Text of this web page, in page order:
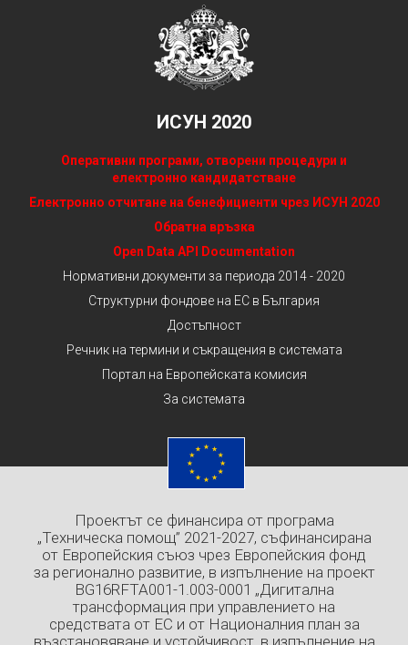
ИСУН 2020
Оперативни програми, отворени процедури и
електронно кандидатстване
Електронно отчитане на бенефициенти чрез ИСУН 2020
Обратна връзка
Open Data API Documentation
Нормативни документи за периода 2014 - 2020
Структурни фондове на ЕС в България
Достъпност
Речник на термини и съкращения в системата
Портал на Европейската комисия
За системата
Проектът се финансира от програма
„Техническа помощ” 2021-2027, съфинансирана
от Европейския съюз чрез Европейския фонд
за регионално развитие, в изпълнение на проект
BG16RFTA001-1.003-0001 „Дигитална
трансформация при управлението на
средствата от ЕС и от Националния план за
възстановяване и устойчивост, в изпълнение на